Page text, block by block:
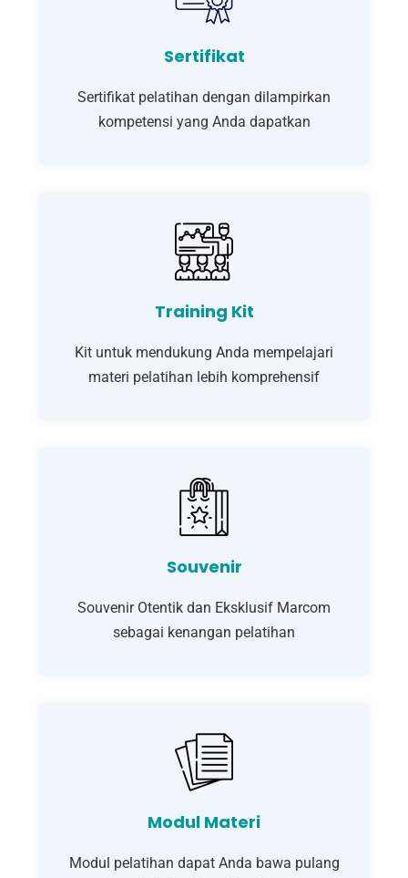
Sertifikat
Sertifikat pelatihan dengan dilampirkan
kompetensi yang Anda dapatkan
Training Kit
Kit untuk mendukung Anda mempelajari
materi pelatihan lebih komprehensif
Souvenir
Souvenir Otentik dan Eksklusif Marcom
sebagai kenangan pelatihan
Modul Materi
Modul pelatihan dapat Anda bawa pulang